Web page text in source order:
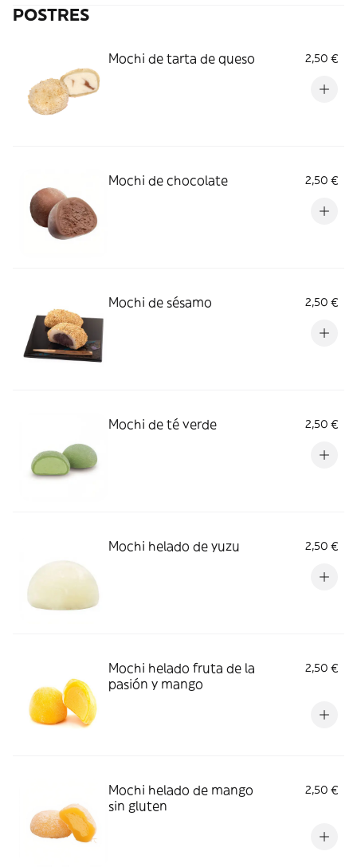
POSTRES
Mochi de tarta de queso 2,50 €
Mochi de chocolate 2,50 €
Mochi de sésamo 2,50 €
Mochi de té verde 2,50 €
Mochi helado de yuzu 2,50 €
Mochi helado fruta de la
pasión y mango
2,50 €
Mochi helado de mango
sin gluten
2,50 €